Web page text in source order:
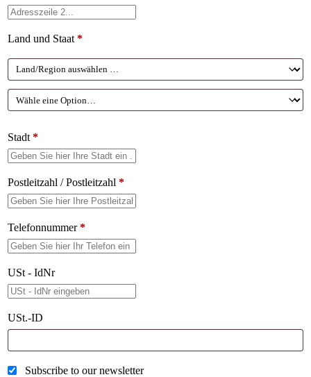
Land und Staat *
Stadt *
Postleitzahl / Postleitzahl *
Telefonnummer*
USt - IdNr
USt.-ID
Subscribe to our newsletter